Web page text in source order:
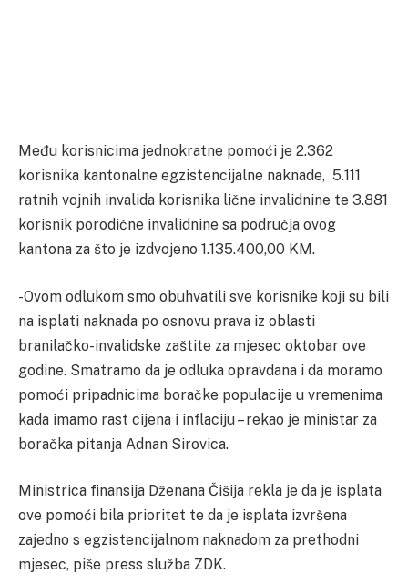
Među korisnicima jednokratne pomoći je 2.362
korisnika kantonalne egzistencijalne naknade, 5.111
ratnih vojnih invalida korisnika lične invalidnine te 3.881
korisnik porodične invalidnine sa područja ovog
kantona za što je izdvojeno 1.135.400,00 KM.
-Ovom odlukom smo obuhvatili sve korisnike koji su bili
na isplati naknada po osnovu prava iz oblasti
branilačko-invalidske zaštite za mjesec oktobar ove
godine. Smatramo da je odluka opravdana i da moramo
pomoći pripadnicima boračke populacije u vremenima
kada imamo rast cijena i inflaciju – rekao je ministar za
boračka pitanja Adnan Sirovica.
Ministrica finansija Dženana Čišija rekla je da je isplata
ove pomoći bila prioritet te da je isplata izvršena
zajedno s egzistencijalnom naknadom za prethodni
mjesec, piše press služba ZDK.